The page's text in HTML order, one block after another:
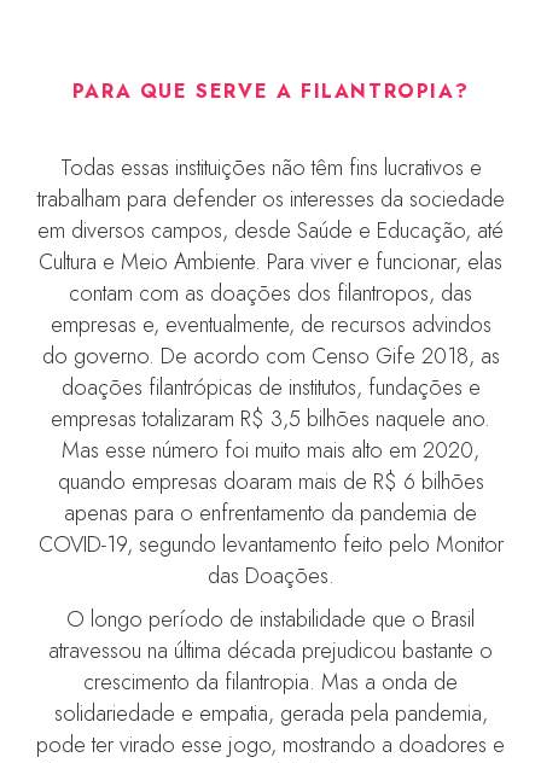
PARA QUE SERVE A FILANTROPIA?
Todas essas instituições não têm fins lucrativos e
trabalham para defender os interesses da sociedade
em diversos campos, desde Saúde e Educação, até
Cultura e Meio Ambiente. Para viver e funcionar, elas
contam com as doações dos filantropos, das
empresas e, eventualmente, de recursos advindos
do governo. De acordo com Censo Gife 2018, as
doações filantrópicas de institutos, fundações e
empresas totalizaram R$ 3,5 bilhões naquele ano.
Mas esse número foi muito mais alto em 2020,
quando empresas doaram mais de R$ 6 bilhões
apenas para o enfrentamento da pandemia de
COVID-19, segundo levantamento feito pelo Monitor
das Doações.
O longo período de instabilidade que o Brasil
atravessou na última década prejudicou bastante o
crescimento da filantropia. Mas a onda de
solidariedade e empatia, gerada pela pandemia,
pode ter virado esse jogo, mostrando a doadores e